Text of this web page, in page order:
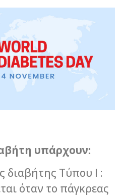
υπάρχουν:
διαβήτης Τύπου I :
όταν το πάγκρεας